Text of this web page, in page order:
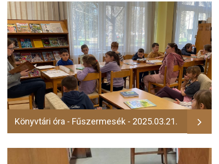
Könyvtári óra - Fűszermesék - 2025.03.21.